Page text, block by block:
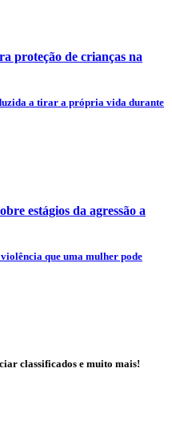
proteção de crianças na
a tirar a própria vida durante
estágios da agressão a
que uma mulher pode
classificados e muito mais!